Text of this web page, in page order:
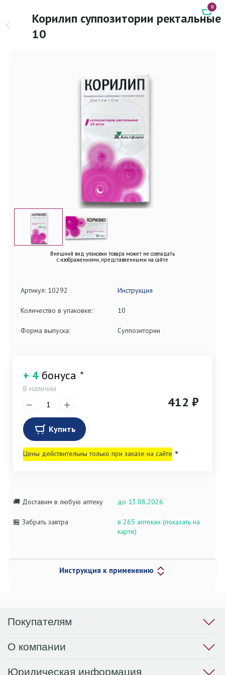
Корилип суппозитории ректальные
10
0
Внешний вид упаковки товара может не совпадать
с изображениями, представленными на сайте
Артикул: 10292 Инструкция
Количество в упаковке: 10
Форма выпуска: Суппозитории
+ 4 бонуса *
В наличии
412 ₽
Купить
Цены действительны только при заказе на сайте *
🚚 Доставим в любую аптеку до 13.08.2026
🏪 Забрать завтра
в 265 аптеках (показать на
карте)
Инструкция к применению
Покупателям
О компании
Юридическая информация